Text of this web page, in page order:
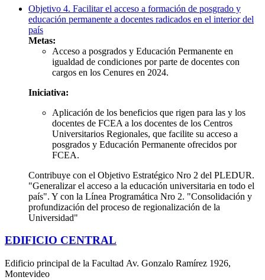
Objetivo 4. Facilitar el acceso a formación de posgrado y
educación permanente a docentes radicados en el interior del
país
Metas:
Acceso a posgrados y Educación Permanente en
igualdad de condiciones por parte de docentes con
cargos en los Cenures en 2024.
Iniciativa:
Aplicación de los beneficios que rigen para las y los
docentes de FCEA a los docentes de los Centros
Universitarios Regionales, que facilite su acceso a
posgrados y Educación Permanente ofrecidos por
FCEA.
Contribuye con el Objetivo Estratégico Nro 2 del PLEDUR.
"Generalizar el acceso a la educación universitaria en todo el
país". Y con la Línea Programática Nro 2. "Consolidación y
profundización del proceso de regionalización de la
Universidad"
EDIFICIO CENTRAL
Edificio principal de la Facultad Av. Gonzalo Ramírez 1926,
Montevideo